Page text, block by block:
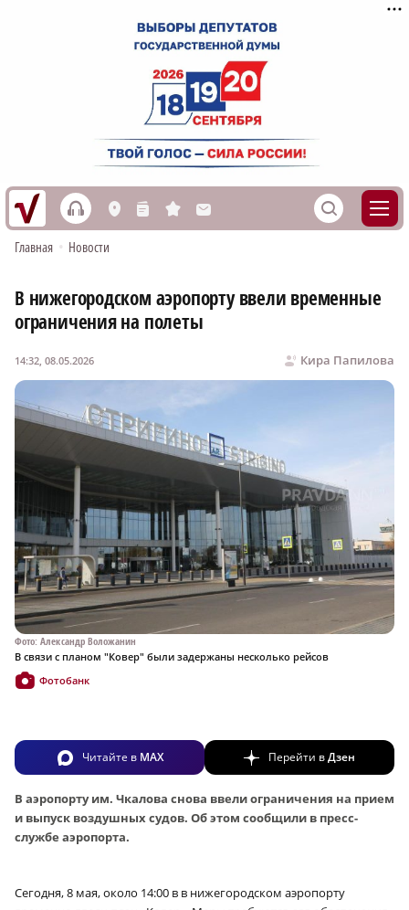
h L n s M S
Главная • Новости
В нижегородском аэропорту ввели временные
ограничения на полеты
Кира Папилова
14:32, 08.05.2026
Фото: Александр Воложанин
В связи с планом "Ковер" были задержаны несколько рейсов
Фотобанк
Читайте в MAX Перейти вДзен
В аэропорту им. Чкалова снова ввели ограничения на прием
и выпуск воздушных судов. Об этом сообщили в пресс-
службе аэропорта.
Сегодня, 8 мая, около 14:00 в в нижегородском аэропорту